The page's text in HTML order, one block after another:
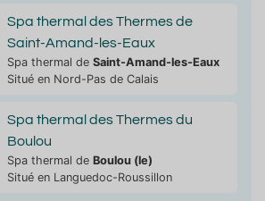
Spa thermal des Thermes de
Saint-Amand-les-Eaux
Spa thermal de Saint-Amand-les-Eaux
Situé en Nord-Pas de Calais
Spa thermal des Thermes du
Boulou
Spa thermal de Boulou (le)
Situé en Languedoc-Roussillon